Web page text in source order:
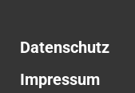
Datenschutz
Impressum